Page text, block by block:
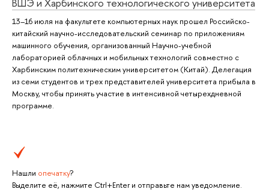
13–16 июля на факультете компьютерных наук прошел Российско-
китайский научно-исследовательский семинар по приложениям
машинного обучения, организованный Научно-учебной
лабораторией облачных и мобильных технологий совместно с
Харбинским политехническим университетом (Китай). Делегация
из семи студентов и трех представителей университета прибыла в
Москву, чтобы принять участие в интенсивной четырехдневной
программе.
Нашли опечатку?
Выделите её, нажмите Ctrl+Enter и отправьте нам уведомление.